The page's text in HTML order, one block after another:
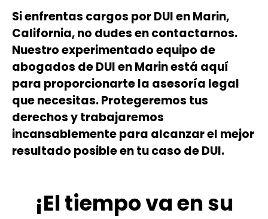
Si enfrentas cargos por DUI en Marin,
California, no dudes en contactarnos.
Nuestro experimentado equipo de
abogados de DUI en Marin está aquí
para proporcionarte la asesoría legal
que necesitas. Protegeremos tus
derechos y trabajaremos
incansablemente para alcanzar el mejor
resultado posible en tu caso de DUI.
¡El tiempo va en su